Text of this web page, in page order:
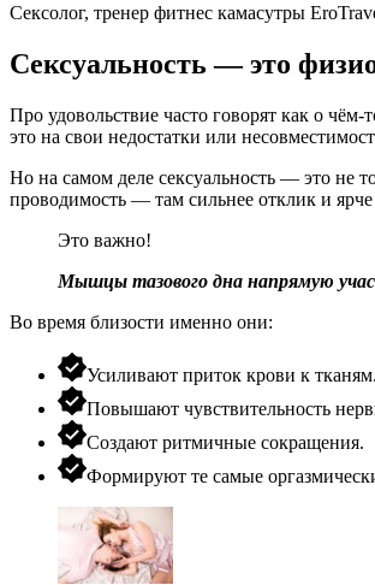
Сексолог, тренер фитнес камасутры
Сексуальность — это
Про удовольствие часто говорят как о
это на свои недостатки или
Но на самом деле сексуальность — это не
проводимость — там сильнее отклик и
Это важно!
Мышцы тазового дна напрямую
Во время близости именно они:
Усиливают приток крови к тканям.
Повышают чувствительность
Создают ритмичные сокращения.
Формируют те самые